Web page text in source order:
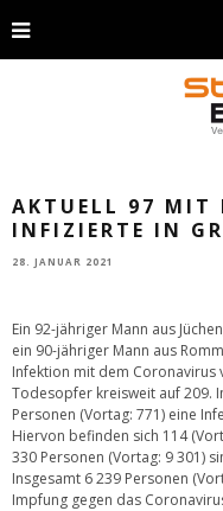
AKTUELL 97 MIT
INFIZIERTE IN
28. JANUAR 2021
Ein 92-jähriger Mann aus
ein 90-jähriger Mann aus
Infektion mit dem
Todesopfer kreisweit auf 209.
Personen (Vortag: 771) eine
Hiervon befinden sich 114
330 Personen (Vortag: 9 301)
Insgesamt 6 239 Personen
Impfung gegen das